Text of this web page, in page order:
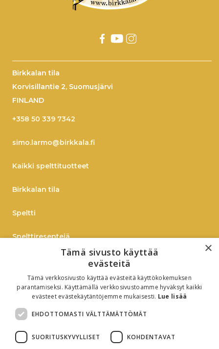
Birkkalan tila
Korvisillantie 2, Suomusjärvi
FINLAND
+358 50 339 7342
simo.larmo@birkkala.fi
Kaikki spelttituotteet
Birkkalan tila
Speltti
Spelttireseptejä
Verkkokauppaan
B2B
Oiva-raportti
×
Tämä sivusto käyttää
evästeitä
Tämä verkkosivusto käyttää evästeitä käyttökokemuksen
parantamiseksi. Käyttämällä verkkosivustoamme hyväksyt kaikki
evästeet evästekäytäntöjemme mukaisesti. Lue lisää
EHDOTTOMASTI VÄLTTÄMÄTTÖMÄT
SUORITUSKYVYLLISET KOHDENTAVAT